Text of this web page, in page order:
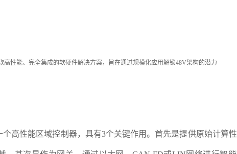
高性能、完全集成的软硬件解决方案，旨在通过规模化应用解锁48V架构的潜力
高性能区域控制器，具有3个关键作用。首先是提供原始计算